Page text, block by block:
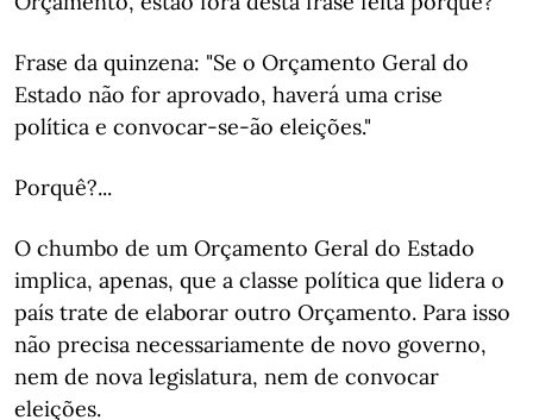
Frase da quinzena: "Se o Orçamento Geral do
Estado não for aprovado, haverá uma crise
política e convocar-se-ão eleições."
Porquê?...
O chumbo de um Orçamento Geral do Estado
implica, apenas, que a classe política que lidera o
país trate de elaborar outro Orçamento. Para isso
não precisa necessariamente de novo governo,
nem de nova legislatura, nem de convocar
eleições.